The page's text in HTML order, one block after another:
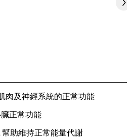
肉及神經系統的正常功能
正常功能
幫助維持正常能量代謝